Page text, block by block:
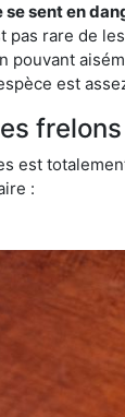
sent en
pas rare de
est
est
: